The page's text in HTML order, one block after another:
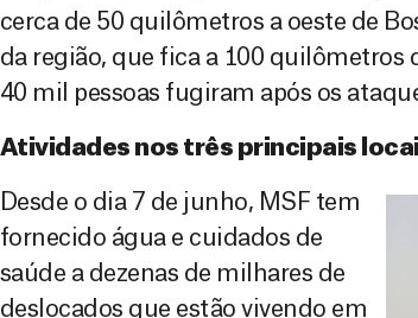
cerca de 50 quilômetros a oeste de
da região, que fica a 100 quilômetros
40 mil pessoas fugiram após os
Atividades nos três principais
Desde o dia 7 de junho, MSF tem
fornecido água e cuidados de
saúde a dezenas de milhares de
deslocados que estão vivendo em